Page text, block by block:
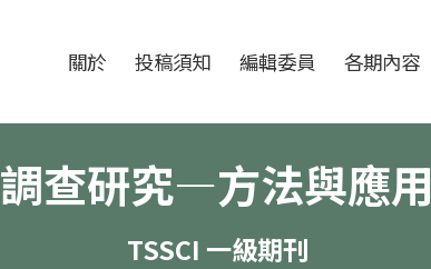
關於 投稿須知 編輯委員 各期內容
調查研究—方法與應用
TSSCI 一級期刊